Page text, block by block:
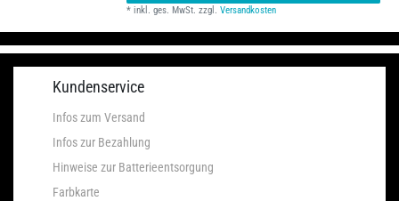
*inkl. ges. MwSt. zzgl.Versandkosten
Kundenservice
Infos zum Versand
Infos zur Bezahlung
Hinweise zur Batterieentsorgung
Farbkarte